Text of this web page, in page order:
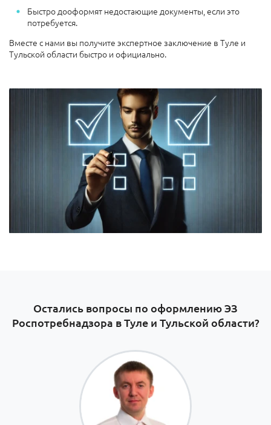
Быстро дооформят недостающие документы, если это
потребуется.
Вместе с нами вы получите экспертное заключение в Туле и
Тульской области быстро и официально.
Остались вопросы по оформлению ЭЗ
Роспотребнадзора в Туле и Тульской области?